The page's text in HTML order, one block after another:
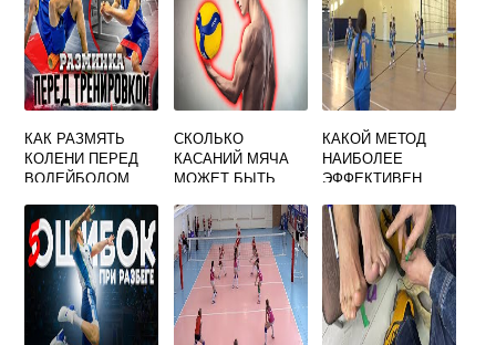
КАК РАЗМЯТЬ
КОЛЕНИ ПЕРЕД
ВОЛЕЙБОЛОМ
СКОЛЬКО
КАСАНИЙ МЯЧА
МОЖЕТ БЫТЬ
ИГРОКАМИ
ОДНОЙ КОМАНДЫ
В ВОЛЕЙБОЛЕ
КАКОЙ МЕТОД
НАИБОЛЕЕ
ЭФФЕКТИВЕН
ВОЛЕЙБОЛУ НА
УРОКАХ В ШКОЛЕ